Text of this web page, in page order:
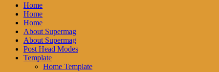
Home
Home
Home
About Supermag
About Supermag
Post Head Modes
Template
Home Template